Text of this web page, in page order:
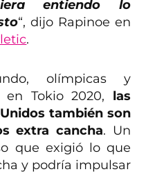
entiendo lo
“, dijo Rapinoe en
.
olímpicas y
Tokio 2020, las
también son
extra cancha. Un
que exigió lo que
y podría impulsar